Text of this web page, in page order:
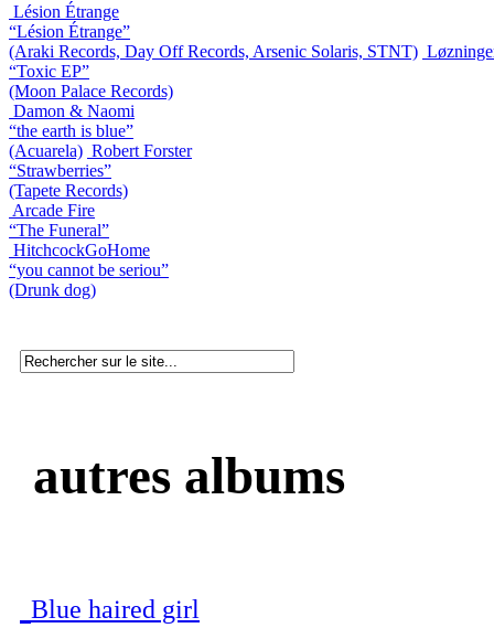
Lésion Étrange
“Lésion Étrange”
(Araki Records, Day Off Records, Arsenic Solaris, STNT)
“Toxic EP”
(Moon Palace Records)
Damon & Naomi
“the earth is blue”
(Acuarela) Robert Forster
“Strawberries”
(Tapete Records)
Arcade Fire
“The Funeral”
HitchcockGoHome
“you cannot be seriou”
(Drunk dog)
autres albums
Blue haired girl